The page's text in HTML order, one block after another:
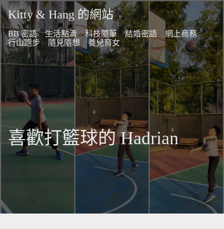
Kitty & Hang 的網站
BB 密語 生活點滴 科技隨筆 結婚密語
網上商務
行山跑步
隨見隨想 養兒育女
喜歡打籃球的 Hadrian